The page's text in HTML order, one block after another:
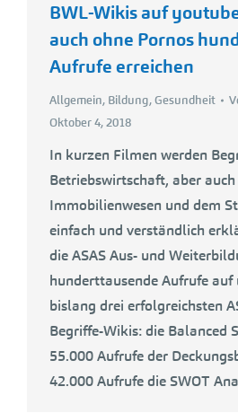
BWL-Wikis auf
auch ohne Pornos
Aufrufe erreichen
Allgemein, Bildung,Gesundheit
Oktober 4, 2018
In kurzen Filmen werden
Betriebswirtschaft, aber auch
Immobilienwesen und dem
einfach und verständlich
die ASAS Aus- und
hunderttausende Aufrufe auf
bislang drei erfolgreichsten
Begriffe-Wikis: die Balanced
55.000 Aufrufe der
42.000 Aufrufe die SWOT